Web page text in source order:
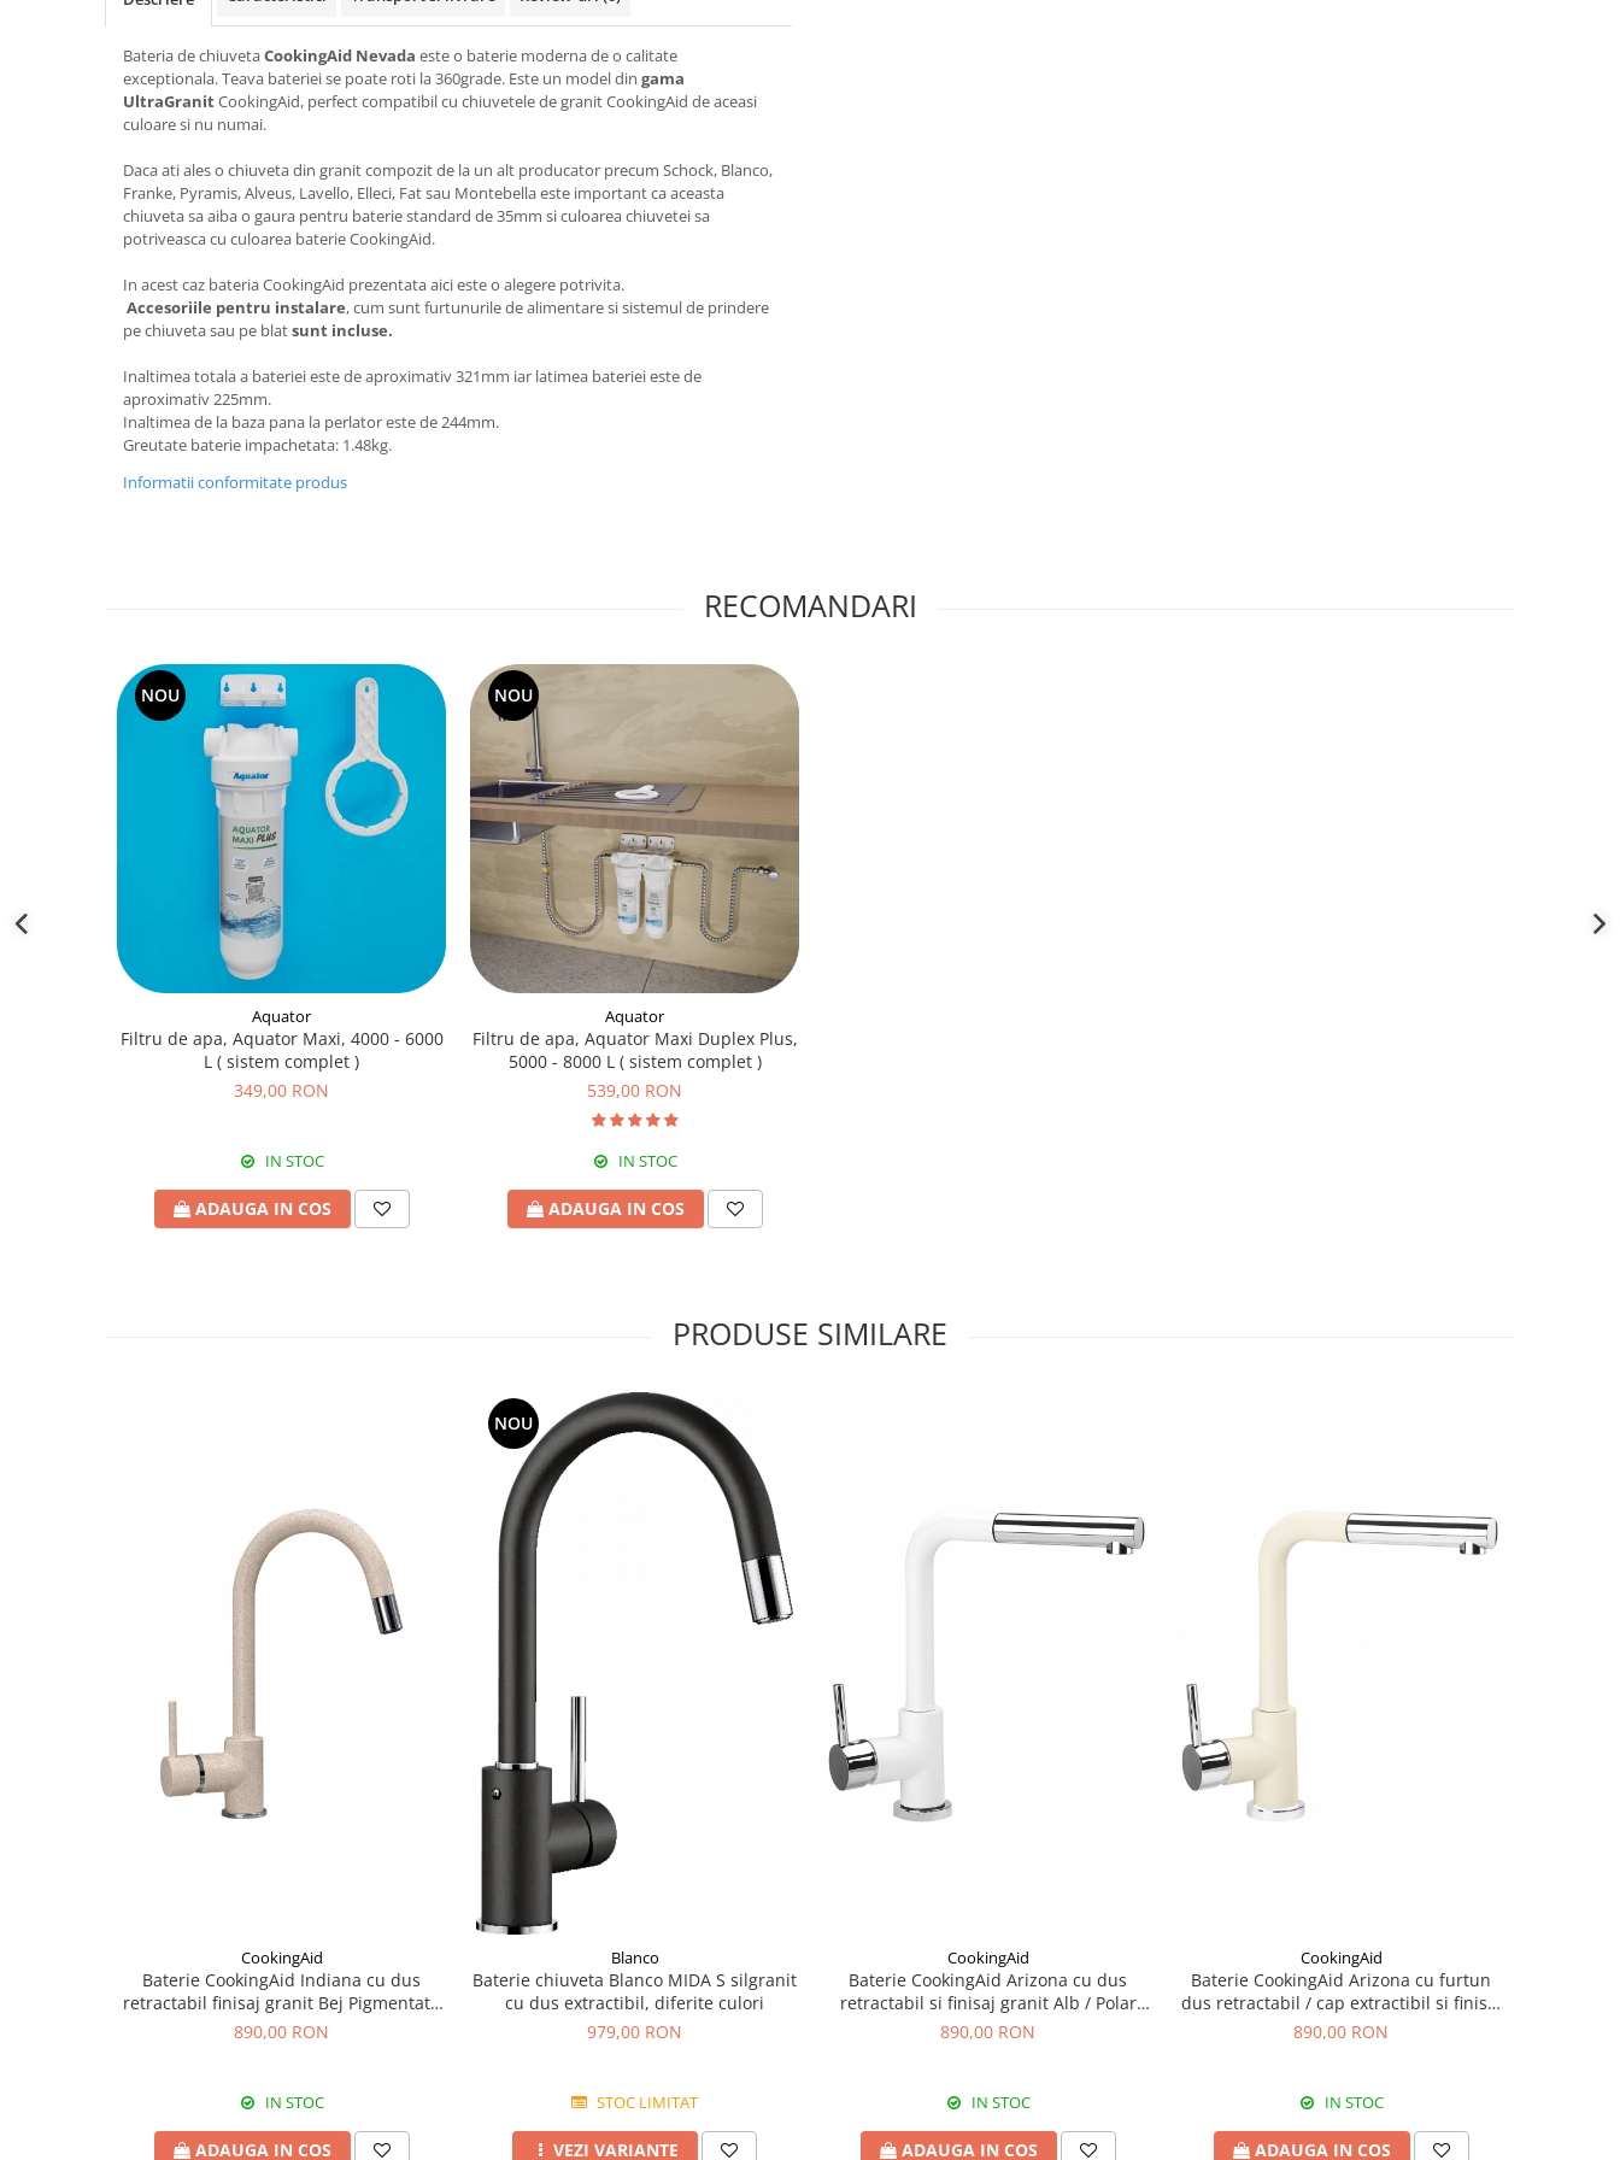
Bateria de chiuvetaCookingAid Nevada este o baterie moderna de o calitate
exceptionala. Teava bateriei se poate roti la 360grade. Este un model din gama
UltraGranitCookingAid, perfect compatibil cu chiuvetele de granit CookingAid de aceasi
culoare si nu numai.
Daca ati ales o chiuveta din granit compozit de la un alt producator precum Schock, Blanco,
Franke, Pyramis, Alveus, Lavello, Elleci, Fat sau Montebella este important ca aceasta
chiuveta sa aiba o gaura pentru baterie standard de 35mm si culoarea chiuvetei sa
potriveasca cu culoarea baterie CookingAid.
In acest caz bateria CookingAid prezentata aici este o alegere potrivita.
Accesoriile pentru instalare, cum sunt furtunurile de alimentare si sistemul de prindere
pe chiuveta sau pe blatsunt incluse.
Inaltimea totala a bateriei este de aproximativ 321mm iar latimea bateriei este de
aproximativ 225mm.
Inaltimea de la baza pana la perlator este de 244mm.
Greutate baterie impachetata: 1.48kg.
Informatii conformitate produs
RECOMANDARI
NOU
Aquator
Filtru de apa, Aquator Maxi, 4000 - 6000
L ( sistem complet )
349,00 RON
IN STOC
ADAUGA IN COS
NOU
Aquator
Filtru de apa, Aquator Maxi Duplex Plus,
5000 - 8000 L ( sistem complet )
539,00 RON
IN STOC
ADAUGA IN COS
PRODUSE SIMILARE
CookingAid
Baterie CookingAid Indiana cu dus
retractabil finisaj granit Bej Pigmentat /
Avena
890,00 RON
IN STOC
ADAUGA IN COS
NOU
Blanco
Baterie chiuveta Blanco MIDA S silgranit
cu dus extractibil, diferite culori
979,00 RON
STOC LIMITAT
VEZI VARIANTE
CookingAid
Baterie CookingAid Arizona cu dus
retractabil si finisaj granit Alb / Polar
White
890,00 RON
IN STOC
ADAUGA IN COS
CookingAid
Baterie CookingAid Arizona cu furtun
dus retractabil / cap extractibil si finisaj
granit Alb Galbui / Jasmine
890,00 RON
IN STOC
ADAUGA IN COS